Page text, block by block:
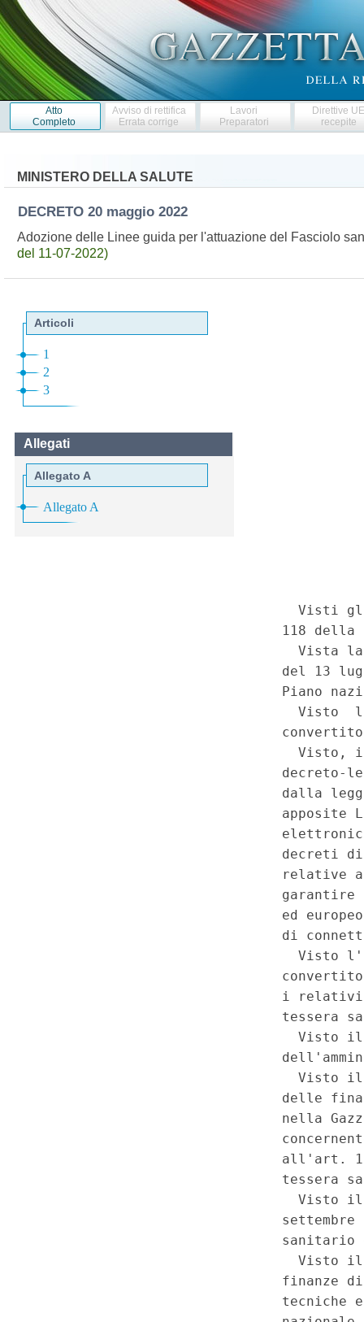
Atto
Completo
Avviso di rettifica
Errata corrige
Lavori
Preparatori
Direttive
recepite
MINISTERO DELLA SALUTE
DECRETO 20 maggio 2022
Adozione delle Linee guida per l'attuazione del Fasciolo
del 11-07-2022)